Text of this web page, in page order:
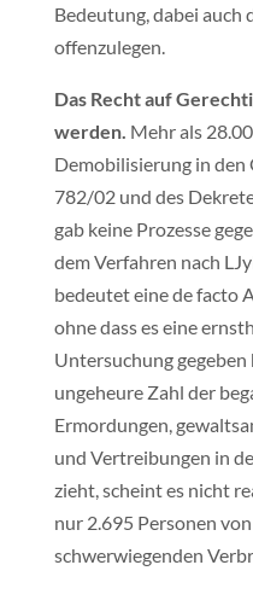
Bedeutung, dabei auch
offenzulegen.
Das Recht auf
werden. Mehr als
Demobilisierung in den
782/02 und des
gab keine Prozesse
dem Verfahren nach
bedeutet eine de facto
ohne dass es eine
Untersuchung
ungeheure Zahl der
Ermordungen,
und Vertreibungen in
zieht, scheint es nicht
nur 2.695 Personen
schwerwiegenden